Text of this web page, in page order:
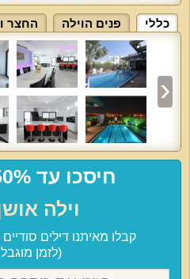
כללי פנים הוילה החצר
חיסכו עד 50% בהזמנת:
וילה
קבלו מאיתנו דילים סודיים חמים
(לזמן